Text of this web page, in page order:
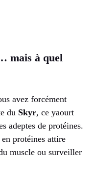
mais à quel
avez forcément
du Skyr, ce yaourt
adeptes de protéines.
protéines attire
muscle ou surveiller